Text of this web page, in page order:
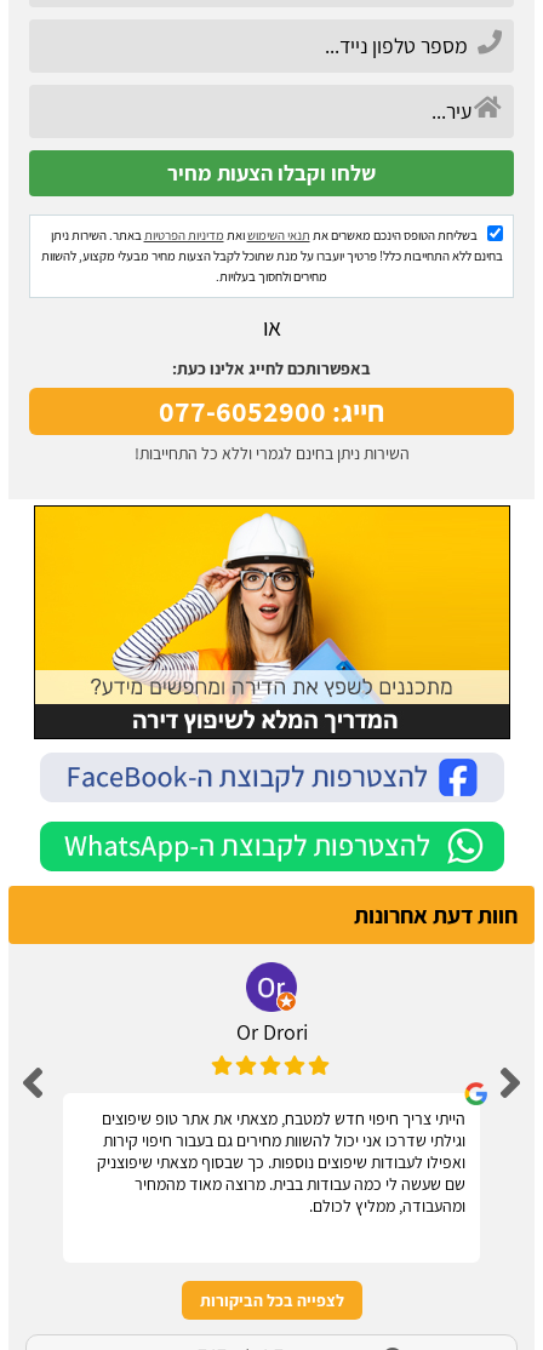
בשליחת הטופס הינכם מאשרים את תנאי השימושואת מדיניות הפרטיות באתר. השירות ניתן
בחינם ללא התחייבות כלל! פרטיך יועברו על מנת שתוכל לקבל הצעות מחיר מבעלי מקצוע, להשוות
מחירים ולחסוך בעלויות.
או
באפשרותכם לחייג אלינו כעת:
חייג: 077-6052900
השירות ניתן בחינם לגמרי וללא כל התחייבות!
חוות דעת אחרונות
Or Drori
הייתי צריך חיפוי חדש למטבח, מצאתי את אתר טופ שיפוצים
וגילתי שדרכו אני יכול להשוות מחירים גם בעבור חיפוי קירות
ואפילו לעבודות שיפוצים נוספות. כך שבסוף מצאתי שיפוצניק
שם שעשה לי כמה עבודות בבית. מרוצה מאוד מהמחיר
ומהעבודה, ממליץ לכולם.
לצפייה בכל הביקורות